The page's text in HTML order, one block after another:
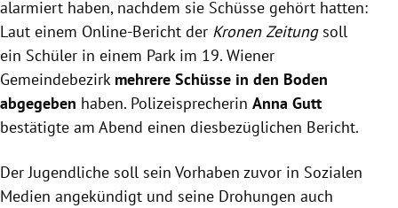
Untermenü
alarmiert haben, nachdem sie Schüsse gehört hatten:
Laut einem Online-Bericht der Kronen Zeitungsoll
ein Schüler in einem Park im 19. Wiener
Gemeindebezirk mehrere Schüsse in den Boden
abgegeben haben. Polizeisprecherin Anna Gutt
bestätigte am Abend einen diesbezüglichen Bericht.
Der Jugendliche soll sein Vorhaben zuvor in Sozialen
Medien angekündigt und seine Drohungen auch